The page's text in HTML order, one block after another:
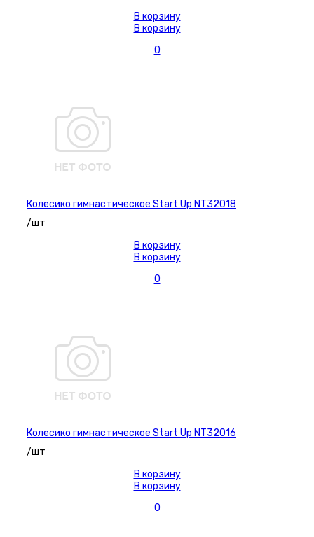
В корзину
В корзину
0
Колесико гимнастическое Start Up NT32018
/шт
В корзину
В корзину
0
Колесико гимнастическое Start Up NT32016
/шт
В корзину
В корзину
0